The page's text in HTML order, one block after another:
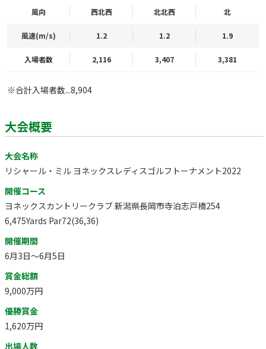
風向 西北西 北北西 北
風速(m/s) 1.2 1.2 1.9
入場者数 2,116 3,407 3,381
※合計入場者数...8,904
大会概要
大会名称
リシャール・ミル ヨネックスレディスゴルフトーナメント2022
開催コース
ヨネックスカントリークラブ 新潟県長岡市寺泊志戸橋254
6,475Yards Par72(36,36)
開催期間
6月3日～6月5日
賞金総額
9,000万円
優勝賞金
1,620万円
出場人数